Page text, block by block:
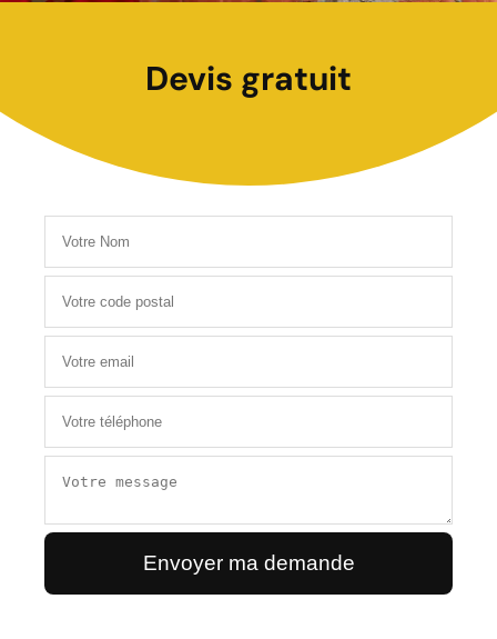
Devis gratuit